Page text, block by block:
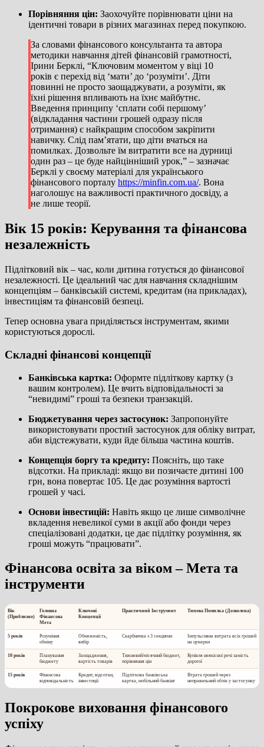
Порівняння цін: Заохочуйте порівнювати ціни на
ідентичні товари в різних магазинах перед покупкою.
За словами фінансового консультанта та автора
методики навчання дітей фінансовій грамотності,
Ірини Берклі, “Ключовим моментом у віці 10
років є перехід від ‘мати’ до ‘розуміти’. Діти
повинні не просто заощаджувати, а розуміти, як
їхні рішення впливають на їхнє майбутнє.
Введення принципу ‘сплати собі першому’
(відкладання частини грошей одразу після
отримання) є найкращим способом закріпити
навичку. Слід пам’ятати, що діти вчаться на
помилках. Дозвольте їм витратити все на дурниці
один раз – це буде найцінніший урок,” – зазначає
Берклі у своєму матеріалі для українського
фінансового порталу https://minfin.com.ua/. Вона
наголошує на важливості практичного досвіду, а
не лише теорії.
Вік 15 років: Керування та фінансова
незалежність
Підлітковий вік – час, коли дитина готується до фінансової
незалежності. Це ідеальний час для навчання складнішим
концепціям – банківській системі, кредитам (на прикладах),
інвестиціям та фінансовій безпеці.
Тепер основна увага приділяється інструментам, якими
користуються дорослі.
Складні фінансові концепції
Банківська картка: Оформте підліткову картку (з
вашим контролем). Це вчить відповідальності за
“невидимі” гроші та безпеки транзакцій.
Бюджетування через застосунок: Запропонуйте
використовувати простий застосунок для обліку витрат,
аби відстежувати, куди йде більша частина коштів.
Концепція боргу та кредиту: Поясніть, що таке
відсотки. На прикладі: якщо ви позичаєте дитині 100
грн, вона повертає 105. Це дає розуміння вартості
грошей у часі.
Основи інвестицій: Навіть якщо це лише символічне
вкладення невеликої суми в акції або фонди через
спеціалізовані додатки, це дає підлітку розуміння, як
гроші можуть “працювати”.
Фінансова освіта за віком – Мета та
інструменти
Вік
(Приблизно)
Головна
Фінансова
Мета
Ключові
Концепції
Практичний Інструмент Типова Помилка (Дозволена)
5 років
Розуміння
обміну
Обмеженість,
вибір
Скарбничка з 3 секціями
Імпульсивна витрата всіх грошей
на цукерки
10 років
Планування
бюджету
Заощадження,
вартість товарів
Тижневий/місячний бюджет,
порівняння цін
Купівля неякісної речі замість
дорогої
15 років
Фінансова
відповідальність
Кредит, відсотки,
інвестиції
Підліткова банківська
картка, мобільний банкінг
Втрата грошей через
неправильний облік у застосунку
Покрокове виховання фінансового
успіху